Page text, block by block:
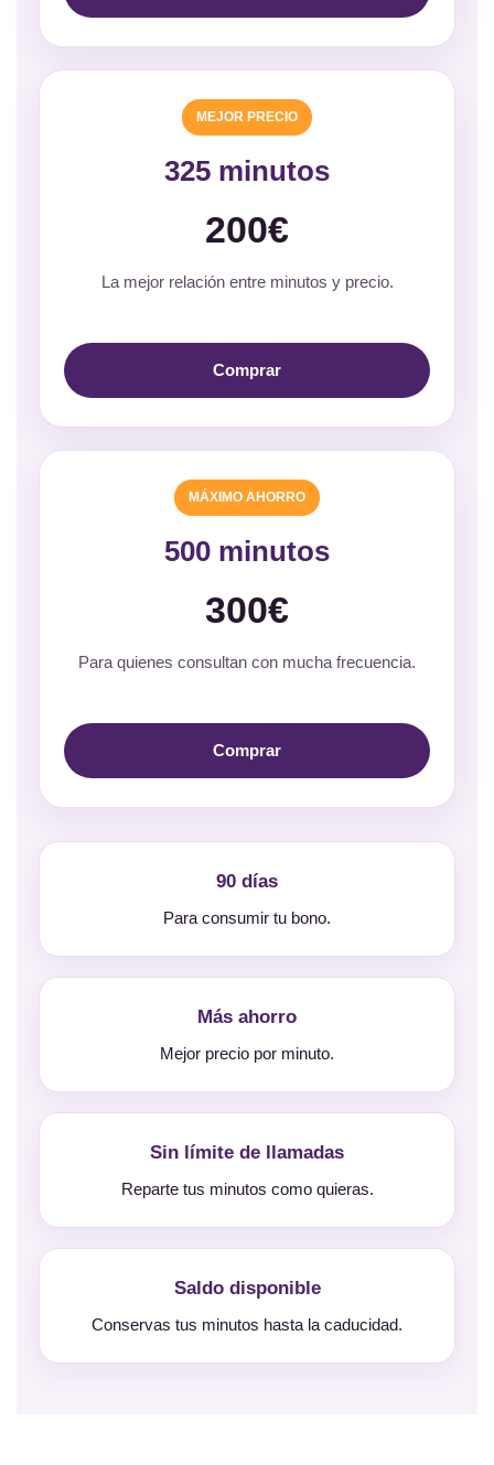
MEJOR PRECIO
325 minutos
200€
La mejor relación entre minutos y precio.
Comprar
MÁXIMO AHORRO
500 minutos
300€
Para quienes consultan con mucha frecuencia.
Comprar
90 días
Para consumir tu bono.
Más ahorro
Mejor precio por minuto.
Sin límite de llamadas
Reparte tus minutos como quieras.
Saldo disponible
Conservas tus minutos hasta la caducidad.